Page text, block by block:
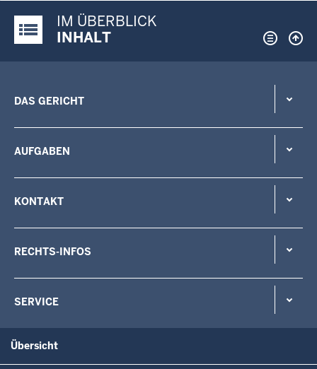
Justiz-Portal im Überblick:
IM ÜBERBLICK
INHALT
DAS GERICHT
AUFGABEN
KONTAKT
RECHTS-INFOS
SERVICE
Übersicht